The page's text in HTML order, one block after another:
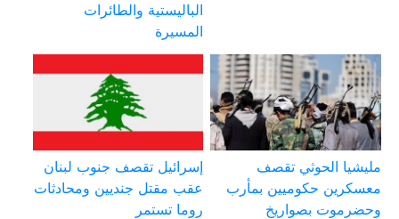
الباليستية والطائرات
المسيرة
مليشيا الحوثي تقصف
معسكرين حكوميين بمأرب
وحضرموت بصواريخ
إسرائيل تقصف جنوب لبنان
عقب مقتل جنديين ومحادثات
روما تستمر